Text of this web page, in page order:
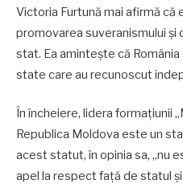
Victoria Furtună mai afirmă
promovarea suveranismului
stat. Ea amintește că
state care au recunoscut
În încheiere, lidera formațiunii
Republica Moldova este un
acest statut, în opinia sa, „nu
apel la respect față de statul